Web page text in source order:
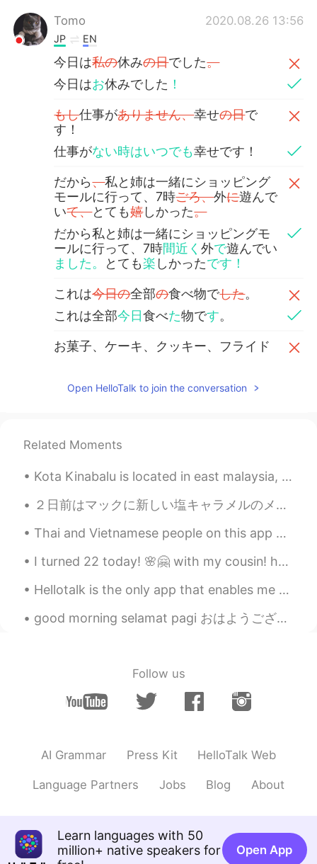
Tomo 2020.08.26 13:56
JP EN
今日は私の休みの日でした。
今日はお休みでした ！
もし仕事がありません、幸せの日で
す！
仕事がない時はいつでも幸せです！
だから、私と姉は一緒にショッピング
モールに行って、7時ごろ、外に遊んで
いて、とても嬉しかった。
だから私と姉は一緒にショッピングモ
ールに行って、7時間近く外で遊んでい
ました。
とても楽 しかったです！
これは今日の全部の食べ物でした。
これは全部今日食べた物です。
お菓子、ケーキ、クッキー、フライド
お菓子、ケーキ、クッキー、フライド
ポテトなど
を食べ
たので、今日は例外で
たので、今日は例外です 。
彼氏に食べ物について言った時、彼は
「いっぱい
ね。
「いっぱいだね。
なんか、食べるときたくさんあること
か食べ 時は多いとは 気づか
今はお腹が痛くて、
できると 全然分からないです。
今はお腹が痛くて、
熟睡できるかどう
でも、今夜は雨が強く降っていて、ち
で、よく寝ることができ
ると思いま
ょっと寒くなっていい感じ
ので、よ
く眠れると思います。
Open HelloTalk to join the conversation
Related Moments
Kota Kinabalu is located in east malaysia, in the island of borneo. We do not have a lot of nice ...
２日前はマックに新しい塩キャラメルのメニューがありました。私の一番好きなデザートの味はキャラメルなので、すぐにマックへ行きました。🤣 Two days ago, Mcdonald came ou...
Thai and Vietnamese people on this app are friendly. I appreciate their effort in trying to inter...
I turned 22 today! 🌸🤗 with my cousin! haha who turned 25! the cake was a blend of tiramisu and bl...
Hellotalk is the only app that enables me to make so many international friends. It is better tha...
Follow us
AI Grammar Press Kit HelloTalk Web
Language Partners Jobs Blog About
Learn languages with 50
million+ native speakers for
Open App